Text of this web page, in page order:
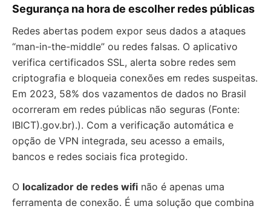
Segurança na hora de escolher redes públicas
Redes abertas podem expor seus dados a ataques
“man-in-the-middle” ou redes falsas. O aplicativo
verifica certificados SSL, alerta sobre redes sem
criptografia e bloqueia conexões em redes suspeitas.
Em 2023, 58% dos vazamentos de dados no Brasil
ocorreram em redes públicas não seguras (Fonte:
IBICT).gov.br).). Com a verificação automática e
opção de VPN integrada, seu acesso a emails,
bancos e redes sociais fica protegido.
O localizador de redes wifi não é apenas uma
ferramenta de conexão. É uma solução que combina